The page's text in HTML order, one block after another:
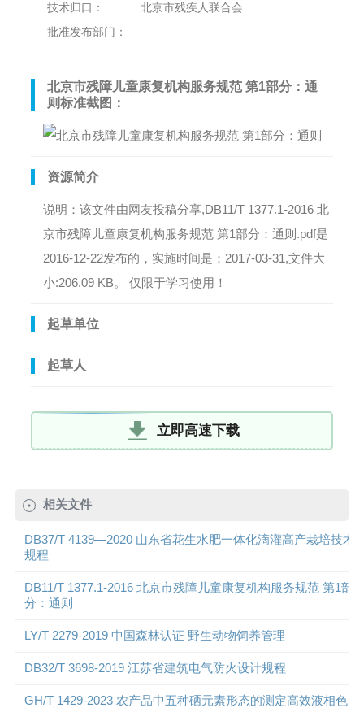
技术归口：
北京市残疾人联合会
批准发布部门：
北京市残障儿童康复机构服务规范 第1部分：通
则标准截图：
资源简介
说明：该文件由网友投稿分享,DB11/T 1377.1-2016 北
京市残障儿童康复机构服务规范 第1部分：通则.pdf是
2016-12-22发布的，实施时间是：2017-03-31,文件大
小:206.09 KB。 仅限于学习使用！
起草单位
起草人
立即高速下载
相关文件
DB37/T 4139—2020 山东省花生水肥一体化滴灌高产栽培技术
规程
DB11/T 1377.1-2016 北京市残障儿童康复机构服务规范 第1部
分：通则
LY/T 2279-2019 中国森林认证 野生动物饲养管理
DB32/T 3698-2019 江苏省建筑电气防火设计规程
GH/T 1429-2023 农产品中五种硒元素形态的测定高效液相色